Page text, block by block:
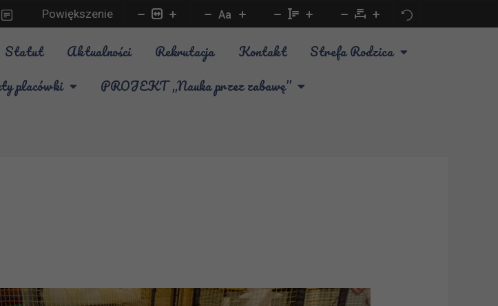
Powiększenie Aa
Statut Aktualności Rekrutacja Kontakt
Strefa Rodzica
placówki
PROJEKT „Nauka przez zabawę”